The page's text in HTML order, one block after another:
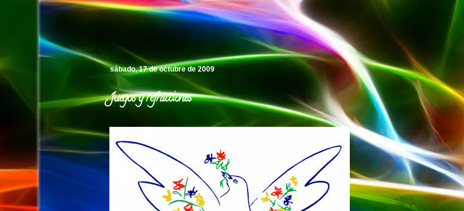
sábado, 17 de octubre de 2009
Juegos y refracciones